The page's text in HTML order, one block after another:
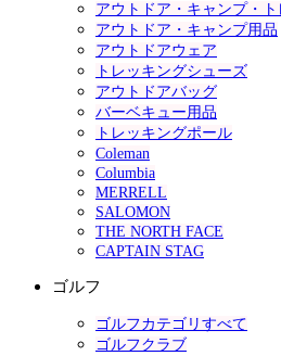
アウトドア・キャンプ・
アウトドア・キャンプ用品
アウトドアウェア
トレッキングシューズ
アウトドアバッグ
バーベキュー用品
トレッキングポール
Coleman
Columbia
MERRELL
SALOMON
THE NORTH FACE
CAPTAIN STAG
ゴルフ
ゴルフカテゴリすべて
ゴルフクラブ